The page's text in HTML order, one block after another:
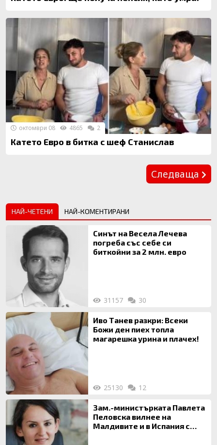
Катето Евро в битка с шеф Станислав
октомври 08 4865 2
Следваща
НАЙ-ЧЕТЕНИ НАЙ-КОМЕНТИРАНИ
Синът на Весела Лечева
погреба със себе си
биткойни за 2 млн. евро
31157 30
Иво Танев разкри: Всеки
Божи ден пиех топла
магарешка урина и плачех!
25130 12
Зам.-министърката Павлета
Пеловска вилнее на
Малдивите и в Испания с